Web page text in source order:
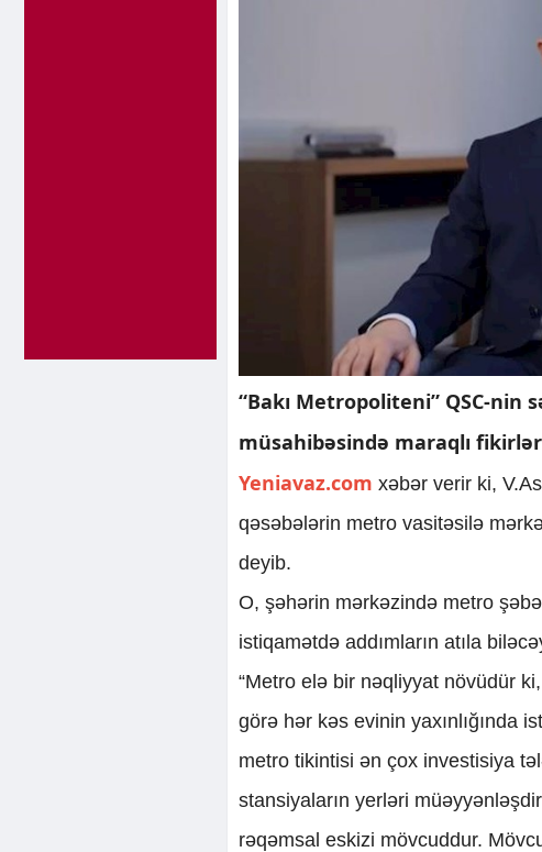
“Bakı Metropoliteni” QSC-nin
müsahibəsində maraqlı
Yeniavaz.com xəbər verir ki,
qəsəbələrin metro vasitəsilə
deyib.
O, şəhərin mərkəzində metro
istiqamətdə addımların atıla
“Metro elə bir nəqliyyat növüdür
görə hər kəs evinin yaxınlığında
metro tikintisi ən çox investisiya
stansiyaların yerləri
rəqəmsal eskizi mövcuddur.